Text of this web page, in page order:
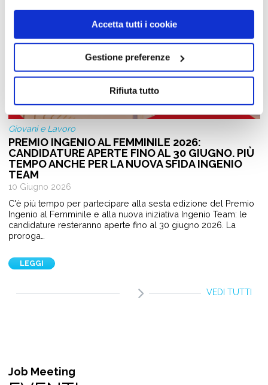
Accetta tutti i cookie
Gestione preferenze
Rifiuta tutto
Giovani e Lavoro
PREMIO INGENIO AL FEMMINILE 2026:
CANDIDATURE APERTE FINO AL 30 GIUGNO. PIÙ
TEMPO ANCHE PER LA NUOVA SFIDA INGENIO
TEAM
10 Giugno 2026
C'è più tempo per partecipare alla sesta edizione del Premio
Ingenio al Femminile e alla nuova iniziativa Ingenio Team: le
candidature resteranno aperte fino al 30 giugno 2026. La
proroga…
LEGGI
VEDI TUTTI
Job Meeting